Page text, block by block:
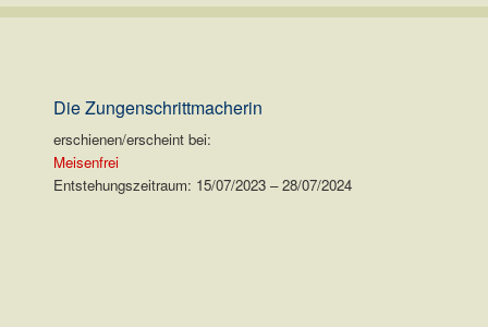
Die Zungenschrittmacherin
erschienen/erscheint bei:
Meisenfrei
Entstehungszeitraum: 15/07/2023 – 28/07/2024